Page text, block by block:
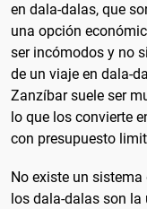
en dala-dalas, que
una opción
ser incómodos y no
de un viaje en dala-
Zanzíbar suele ser
lo que los convierte
con presupuesto
No existe un
los dala-dalas son